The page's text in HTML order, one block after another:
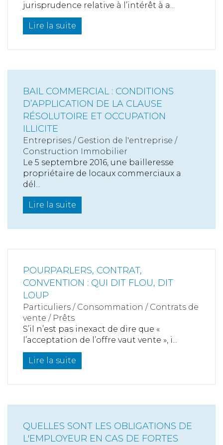
jurisprudence relative à l’intérêt à a...
Lire la suite
BAIL COMMERCIAL : CONDITIONS
D’APPLICATION DE LA CLAUSE
RÉSOLUTOIRE ET OCCUPATION
ILLICITE
Entreprises / Gestion de l'entreprise /
Construction Immobilier
Le 5 septembre 2016, une bailleresse
propriétaire de locaux commerciaux a
dél...
Lire la suite
POURPARLERS, CONTRAT,
CONVENTION : QUI DIT FLOU, DIT
LOUP
Particuliers / Consommation / Contrats de
vente / Prêts
S’il n’est pas inexact de dire que «
l’acceptation de l’offre vaut vente », i...
Lire la suite
QUELLES SONT LES OBLIGATIONS DE
L'EMPLOYEUR EN CAS DE FORTES